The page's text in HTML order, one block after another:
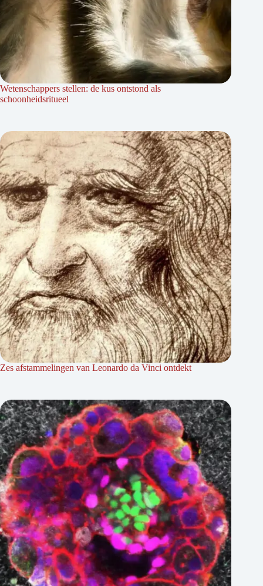
Wetenschappers stellen: de kus ontstond als
schoonheidsritueel
Zes afstammelingen van Leonardo da Vinci ontdekt